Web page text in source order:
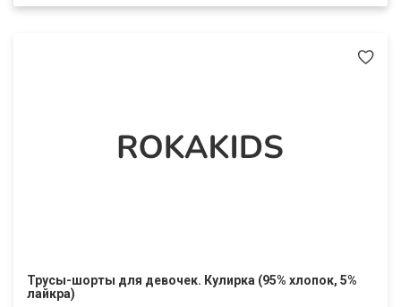
Трусы-шорты для девочек. Кулирка (95% хлопок, 5%
лайкра)